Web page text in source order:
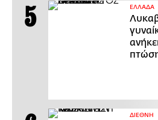
ΕΛΛΑΔΑ
ΔΙΕΘΝΗ